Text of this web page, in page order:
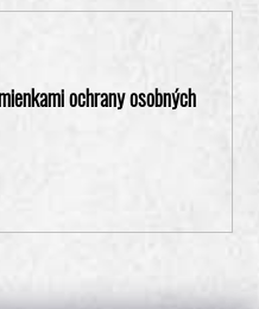
ochrany osobných